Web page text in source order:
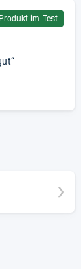
Produkt im Test